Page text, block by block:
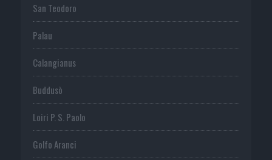
San Teodoro
Palau
Calangianus
Buddusò
Loiri P. S. Paolo
Golfo Aranci